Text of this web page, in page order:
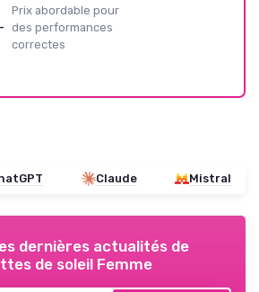
Prix abordable pour
des performances
correctes
Claude Mistral
dernières actualités de
de soleil Femme